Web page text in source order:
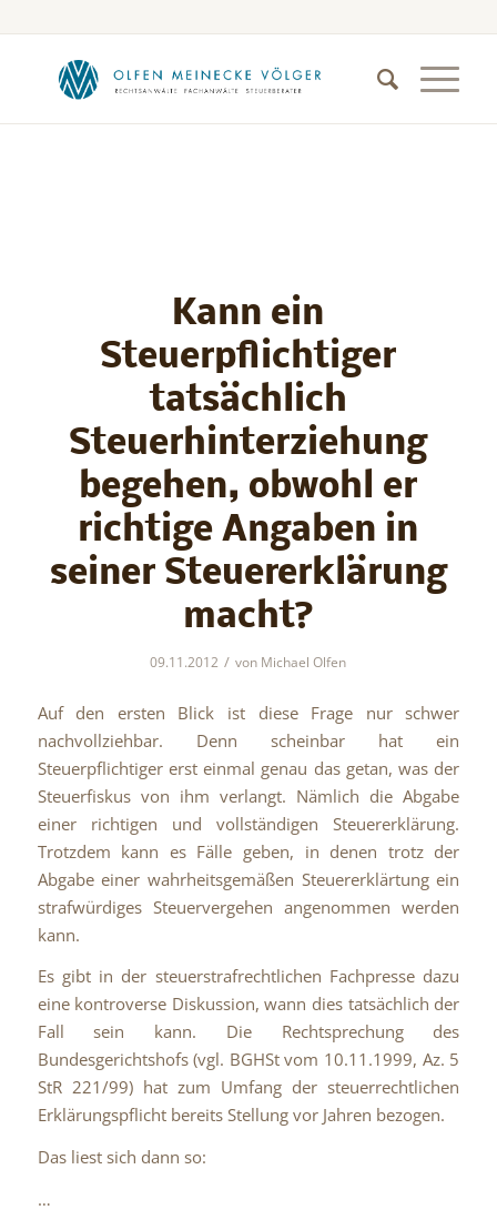
Kann ein
Steuerpflichtiger
tatsächlich
Steuerhinterziehung
begehen, obwohl er
richtige Angaben in
seiner Steuererklärung
macht?
09.11.2012 / von Michael Olfen
Auf den ersten Blick ist diese Frage nur schwer
nachvollziehbar. Denn scheinbar hat ein
Steuerpflichtiger erst einmal genau das getan, was der
Steuerfiskus von ihm verlangt. Nämlich die Abgabe
einer richtigen und vollständigen Steuererklärung.
Trotzdem kann es Fälle geben, in denen trotz der
Abgabe einer wahrheitsgemäßen Steuererklärtung ein
strafwürdiges Steuervergehen angenommen werden
kann.
Es gibt in der steuerstrafrechtlichen Fachpresse dazu
eine kontroverse Diskussion, wann dies tatsächlich der
Fall sein kann. Die Rechtsprechung des
Bundesgerichtshofs (vgl. BGHSt vom 10.11.1999, Az. 5
StR 221/99) hat zum Umfang der steuerrechtlichen
Erklärungspflicht bereits Stellung vor Jahren bezogen.
Das liest sich dann so:
…